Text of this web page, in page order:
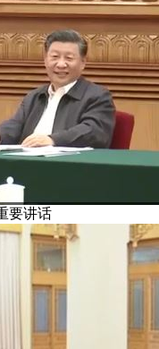
要讲话